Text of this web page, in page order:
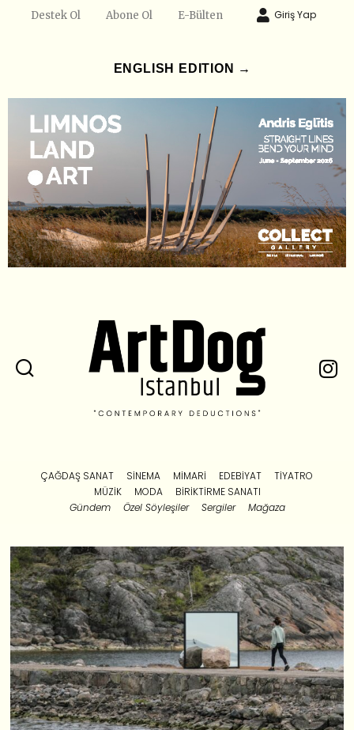
Destek Ol Abone Ol E-Bülten Giriş Yap
ENGLISH EDITION →
ÇAĞDAŞ SANAT SINEMA MIMARI EDEBIYAT
TIYATRO
MÜZIK
MODA
BIRIKTIRME SANATI
Gündem
Özel Söyleşiler Sergiler Mağaza